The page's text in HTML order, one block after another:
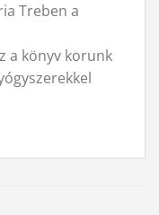
Treben a
a könyv korunk